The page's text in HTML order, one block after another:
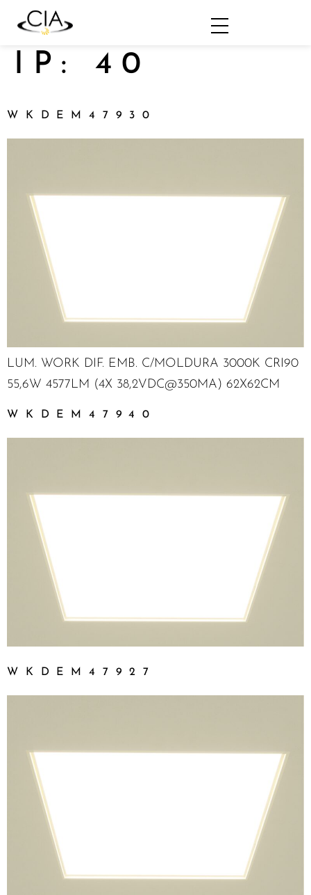
IP: 40
WKDEM47930
LUM. WORK DIF. EMB. C/MOLDURA 3000K CRI90
55,6W 4577LM (4X 38,2VDC@350MA) 62X62CM
WKDEM47940
WKDEM47927